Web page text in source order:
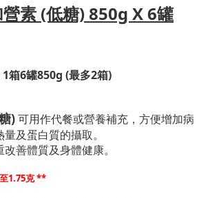
素 (低糖) 850g X 6罐
箱6罐850g (最多2箱)
)可用作代餐或營養補充，方便增加病
及蛋白質的攝取。
善體質及身體健康。
1.75克 **